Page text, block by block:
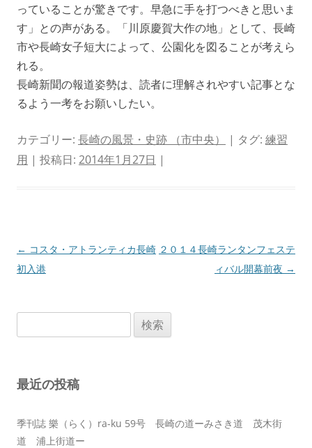
っていることが驚きです。早急に手を打つべきと思いま
す」との声がある。「川原慶賀大作の地」として、長崎
市や長崎女子短大によって、公園化を図ることが考えら
れる。
長崎新聞の報道姿勢は、読者に理解されやすい記事とな
るよう一考をお願いしたい。
カテゴリー: 長崎の風景・史跡 （市中央） | タグ: 練習
用 | 投稿日: 2014年1月27日 |
投
稿
ョ
← コスタ・アトランティカ長崎
初入港
２０１４長崎ランタンフェステ
ィバル開幕前夜 →
索:
最近の投稿
季刊誌 樂（らく）ra-ku 59号 長崎の道ーみさき道 茂木街
道 浦上街道ー